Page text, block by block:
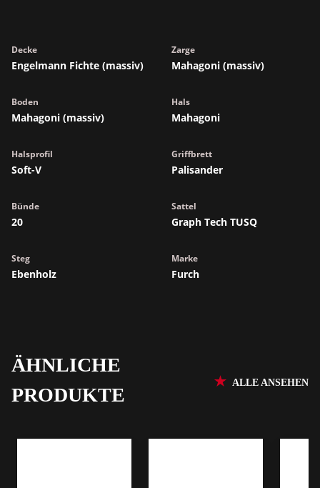
Decke
Engelmann Fichte (massiv)
Zarge
Mahagoni (massiv)
Boden
Mahagoni (massiv)
Hals
Mahagoni
Halsprofil
Soft-V
Griffbrett
Palisander
Bünde
20
Sattel
Graph Tech TUSQ
Steg
Ebenholz
Marke
Furch
ÄHNLICHE
PRODUKTE
ALLE ANSEHEN